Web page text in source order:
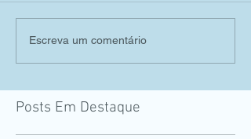
Escreva um comentário
Posts Em Destaque